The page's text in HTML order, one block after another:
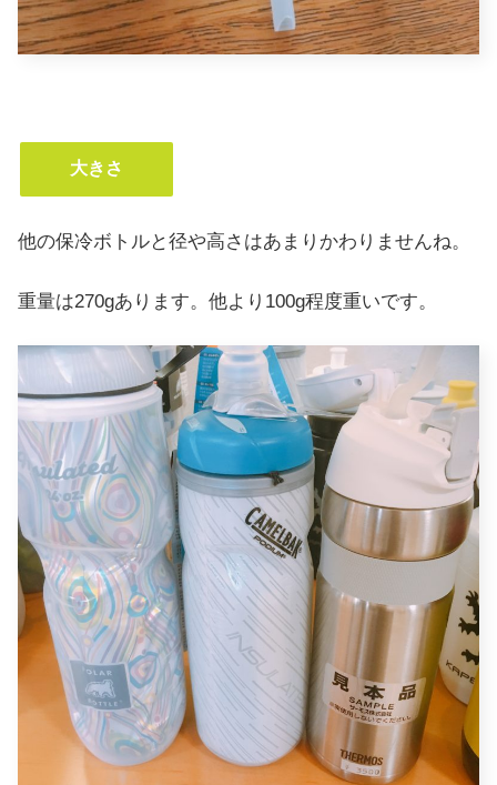
大きさ
他の保冷ボトルと径や高さはあまりかわりませんね。
重量は270gあります。他より100g程度重いです。